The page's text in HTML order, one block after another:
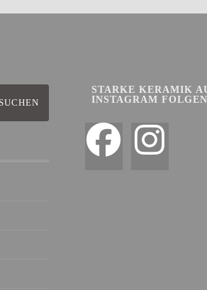
STARKE KERAMIK
INSTAGRAM